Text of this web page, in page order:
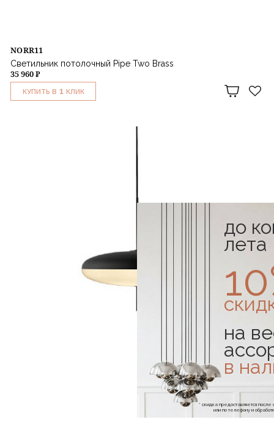
NORR11
Светильник потолочный Pipe Two Brass
35 960 ₽
КУПИТЬ В 1 КЛИК
до
лета
на
в
* скидка предоставляется
или по телефону и